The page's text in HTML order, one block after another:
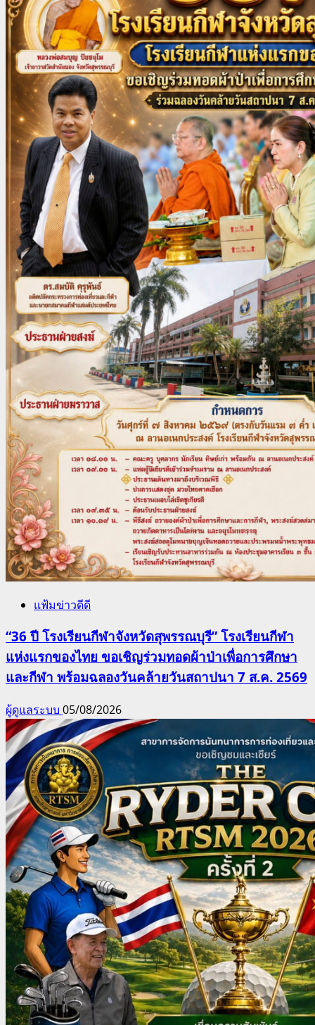
แฟ้มข่าวดีดี
“36 ปี โรงเรียนกีฬาจังหวัดสุพรรณบุรี” โรงเรียนกีฬา
แห่งแรกของไทย ขอเชิญร่วมทอดผ้าป่าเพื่อการศึกษา
และกีฬา พร้อมฉลองวันคล้ายวันสถาปนา 7 ส.ค. 2569
ผู้ดูแลระบบ 05/08/2026